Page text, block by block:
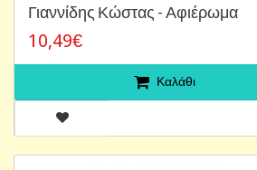
Γιαννίδης Κώστας - Αφιέρωμα
10,49€
Καλάθι